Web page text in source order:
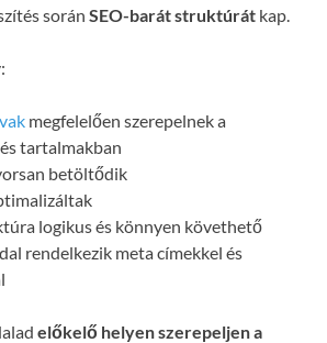
során SEO-barát struktúrát kap.
megfelelően szerepelnek a
tartalmakban
betöltődik
logikus és könnyen követhető
rendelkezik meta címekkel és
előkelő helyen szerepeljen a